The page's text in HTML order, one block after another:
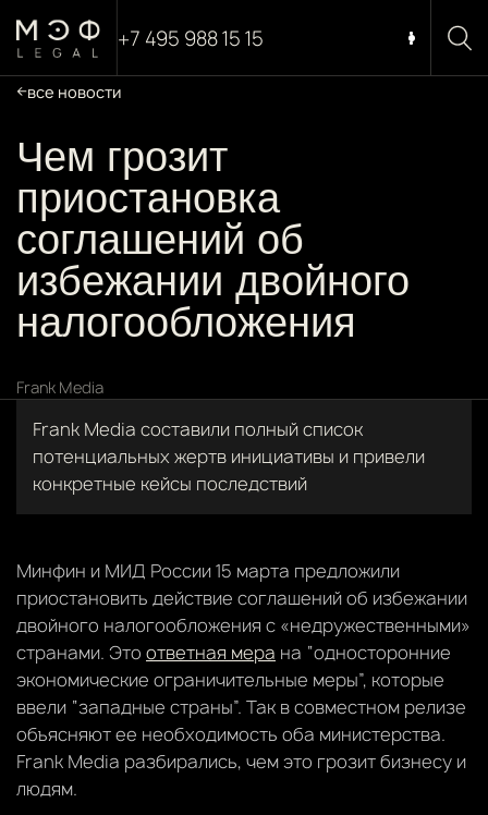
+7 495 988 15 15
все новости
Чем грозит
приостановка
соглашений об
избежании двойного
налогообложения
Frank Media
Frank Media составили полный список
потенциальных жертв инициативы и привели
конкретные кейсы последствий
Минфин и МИД России 15 марта предложили
приостановить действие соглашений об избежании
двойного налогообложения с «недружественными»
странами. Это ответная мера на “односторонние
экономические ограничительные меры”, которые
ввели “западные страны”. Так в совместном релизе
объясняют ее необходимость оба министерства.
Frank Media разбирались, чем это грозит бизнесу и
людям.